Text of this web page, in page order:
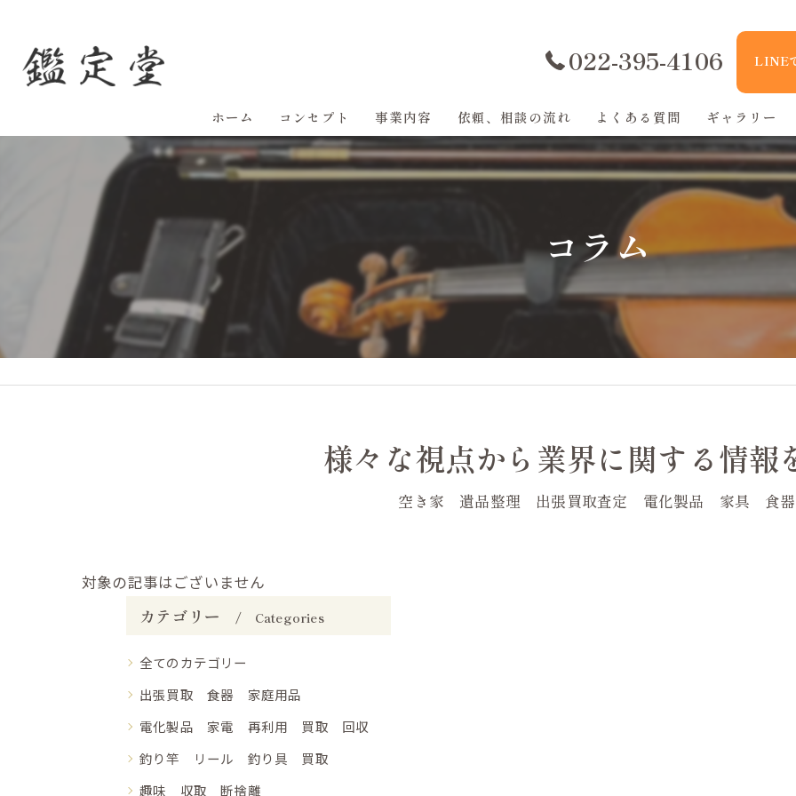
022-395-4106 LINE
ホーム コンセプト 事業内容 依頼、相談の流れ よくある質問 ギャラリー
コラム
様々な視点から業界に関する情報
空き家 遺品整理 出張買取査定 電化製品 家具 食器
対象の記事はございません
カテゴリー Categories
全てのカテゴリー
出張買取 食器 家庭用品
電化製品 家電 再利用 買取 回収
釣り竿 リール 釣り具 買取
趣味 収取 断捨離